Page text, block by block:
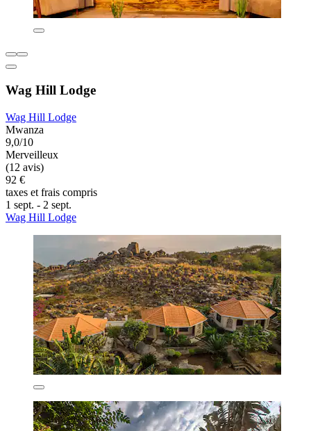
Wag Hill Lodge
Wag Hill Lodge
Mwanza
9,0/10
Merveilleux
(12 avis)
92 €
taxes et frais compris
1 sept. - 2 sept.
Wag Hill Lodge